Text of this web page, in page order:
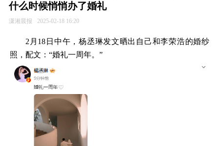
什么时候悄悄办了婚礼
潇湘晨报 2025-02-18 16:20
2月18日中午，杨丞琳发文晒出自己和李荣浩的婚纱
照，配文：“婚礼一周年。”